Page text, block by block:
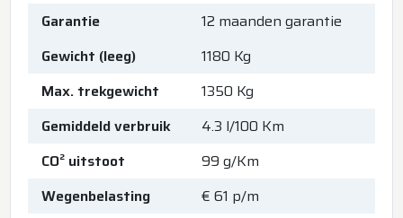
Garantie
12 maanden garantie
Gewicht (leeg)
1180 Kg
Max. trekgewicht
1350 Kg
Gemiddeld verbruik
4.3 l/100 Km
CO² uitstoot
99 g/Km
Wegenbelasting
€ 61 p/m